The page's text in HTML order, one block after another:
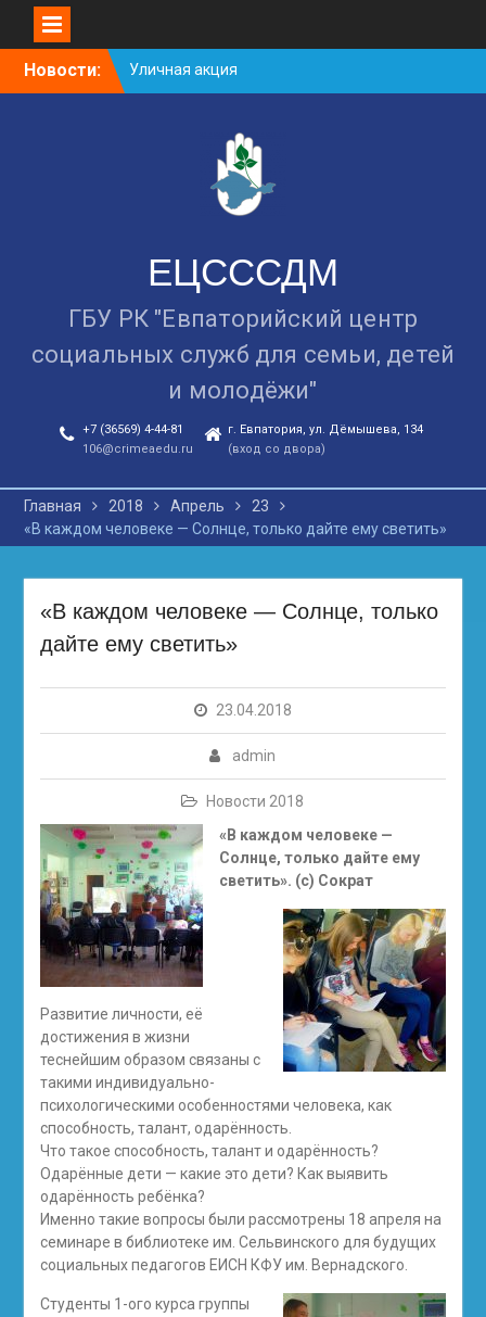
SkipНовости:
«Здоровью — ДА!
молодожёнов прошло в
Cоциологический опрос
граждан старше 55 лет по
ЕЦСССДМ
ГБУ РК "Евпаторийский центр
социальных служб для семьи, детей
и молодёжи"
+7 (36569) 4-44-81
106@crimeaedu.ru
г. Евпатория, ул. Дёмышева, 134
(вход со двора)
Главная 2018 Апрель
23
«В каждом человеке — Солнце, только дайте ему светить»
«В каждом человеке — Солнце, только
дайте ему светить»
23.04.2018
admin
Новости 2018
«В каждом человеке —
Солнце, только дайте ему
светить». (с) Сократ
Развитие личности, её
достижения в жизни
теснейшим образом связаны с
такими индивидуально-
психологическими особенностями человека, как
способность, талант, одарённость.
Что такое способность, талант и одарённость?
Одарённые дети — какие это дети? Как выявить
одарённость ребёнка?
Именно такие вопросы были рассмотрены 18 апреля на
семинаре в библиотеке им. Сельвинского для будущих
социальных педагогов ЕИСН КФУ им. Вернадского.
Студенты 1-ого курса группы